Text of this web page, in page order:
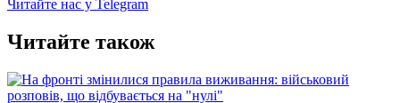
Читайте нас у Telegram
Читайте також